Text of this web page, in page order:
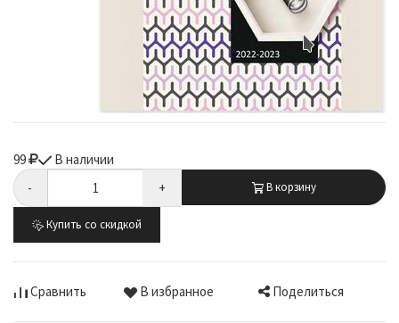
99
В наличии
-
+ В корзину
Купить со скидкой
Сравнить В избранное Поделиться